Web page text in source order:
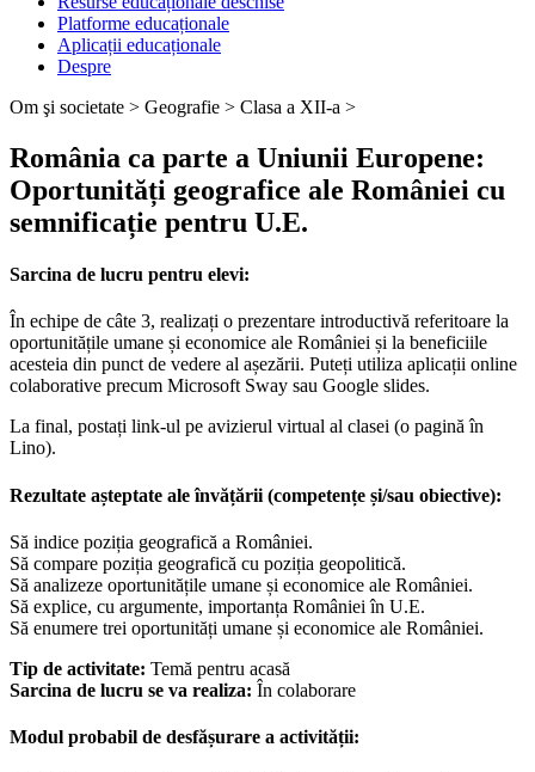
Platforme educaționale
Aplicații educaționale
Despre
Om şi societate > Geografie > Clasa a XII-a >
România ca parte a Uniunii Europene:
Oportunități geografice ale României cu
semnificație pentru U.E.
Sarcina de lucru pentru elevi:
În echipe de câte 3, realizați o prezentare introductivă referitoare la
oportunitățile umane și economice ale României și la beneficiile
acesteia din punct de vedere al așezării. Puteți utiliza aplicații online
colaborative precum Microsoft Sway sau Google slides.
La final, postați link-ul pe avizierul virtual al clasei (o pagină în
Lino).
Rezultate așteptate ale învățării (competențe și/sau obiective):
Să indice poziția geografică a României.
Să compare poziția geografică cu poziția geopolitică.
Să analizeze oportunitățile umane și economice ale României.
Să explice, cu argumente, importanța României în U.E.
Să enumere trei oportunități umane și economice ale României.
Tip de activitate: Temă pentru acasă
Sarcina de lucru se va realiza: În colaborare
Modul probabil de desfășurare a activității: